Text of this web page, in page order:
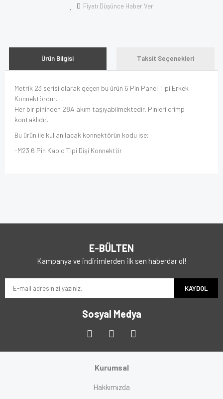
Fiyatı Düşünce Haber Ver
Ürün Bilgisi Taksit Seçenekleri
Metrik 23 serisi olarak geçen bu ürün 6 Pin Panel Tipi Erkek
Konnektördür.
Her bir pininden 28A akım taşıyabilmektedir. Pinleri crimp
kontaklıdır.
Bu ürün ile kullanılacak konnektörün kodu ise;
-M23 6 Pin Kablo Tipi Dişi Konnektör
E-BÜLTEN
Kampanya ve indirimlerden ilk sen haberdar ol!
KAYDOL
Sosyal Medya
Kurumsal
Hakkımızda